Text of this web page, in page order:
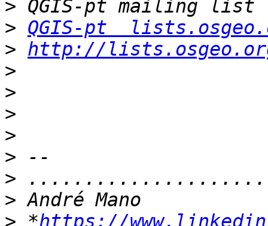
>
> QGIS-pt
> http://
>
>
>
>
>
>
>
> *https://